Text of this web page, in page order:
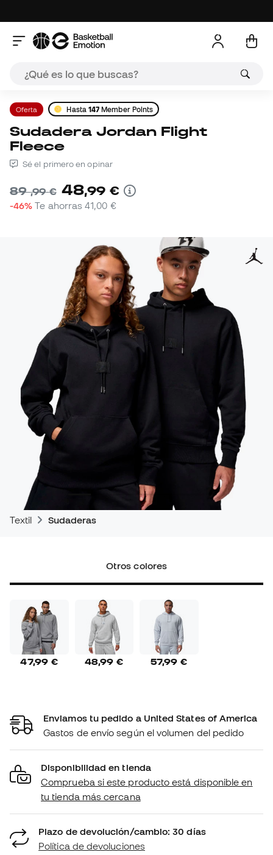
Oferta Hasta 147 Member Points
Sudadera Jordan Flight
Fleece
Sé el primero en opinar
89,99 € 48,99 €
-46% Te ahorras41,00 €
Textil Sudaderas
Otros colores
47,99 € 48,99 € 57,99 €
Enviamos tu pedido a United States of America
Gastos de envío según el volumen del pedido
Disponibilidad en tienda
Comprueba si este producto está disponible en
tu tienda más cercana
Plazo de devolución/cambio: 30 días
Política de devoluciones